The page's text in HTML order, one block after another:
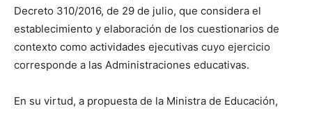
Decreto 310/2016, de 29 de julio, que considera el
establecimiento y elaboración de los cuestionarios de
contexto como actividades ejecutivas cuyo ejercicio
corresponde a las Administraciones educativas.
En su virtud, a propuesta de la Ministra de Educación,